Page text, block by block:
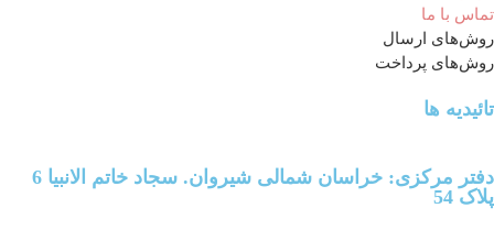
تماس با ما
روش‌های ارسال
روش‌های پرداخت
تائیدیه ها
دفتر مرکزی: خراسان شمالی شیروان. سجاد خاتم الانبیا 6
پلاک 54